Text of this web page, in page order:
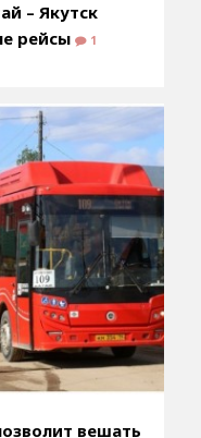
– Якутск
рейсы
1
вешать